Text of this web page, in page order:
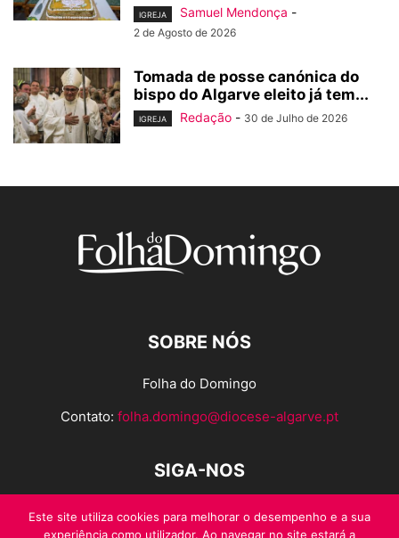
IGREJA Samuel Mendonça -
2 de Agosto de 2026
Tomada de posse canónica do
bispo do Algarve eleito já tem...
IGREJA Redação - 30 de Julho de 2026
SOBRE NÓS
Folha do Domingo
Contato: folha.domingo@diocese-algarve.pt
SIGA-NOS
Este site utiliza cookies para melhorar o desempenho e a sua
experiência como utilizador. Ao navegar no site estará a